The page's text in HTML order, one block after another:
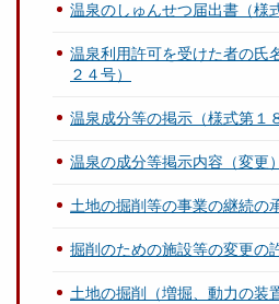
温泉のしゅんせつ届出書（様
温泉利用許可を受けた者の氏
２４号）
温泉成分等の掲示（様式第１
温泉の成分等掲示内容（変更
土地の掘削等の事業の継続の
掘削のための施設等の変更の
土地の掘削（増掘、動力の装